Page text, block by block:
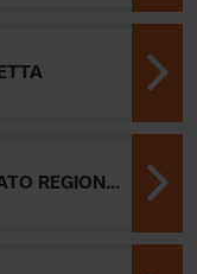
VICENTINO 2026